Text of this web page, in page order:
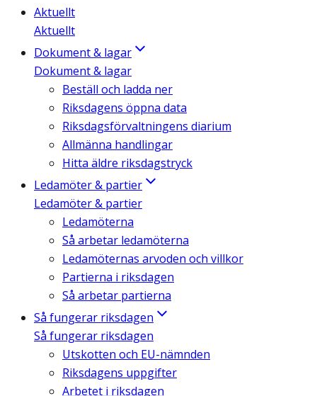
Aktuellt
Aktuellt
Dokument & lagar
Dokument & lagar
Beställ och ladda ner
Riksdagens öppna data
Riksdagsförvaltningens diarium
Allmänna handlingar
Hitta äldre riksdagstryck
Ledamöter & partier
Ledamöter & partier
Ledamöterna
Så arbetar ledamöterna
Ledamöternas arvoden och villkor
Partierna i riksdagen
Så arbetar partierna
Så fungerar riksdagen
Så fungerar riksdagen
Utskotten och EU-nämnden
Riksdagens uppgifter
Arbetet i riksdagen